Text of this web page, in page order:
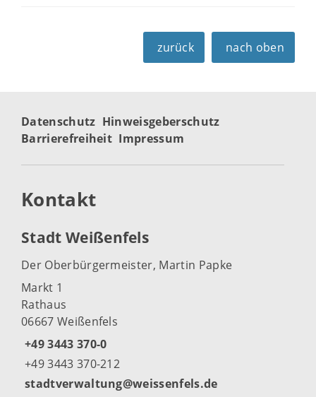
zurück nach oben
Datenschutz Hinweisgeberschutz
Barrierefreiheit Impressum
Kontakt
Stadt Weißenfels
Der Oberbürgermeister, Martin Papke
Markt 1
Rathaus
06667 Weißenfels
+49 3443 370-0
+49 3443 370-212
stadtverwaltung@weissenfels.de